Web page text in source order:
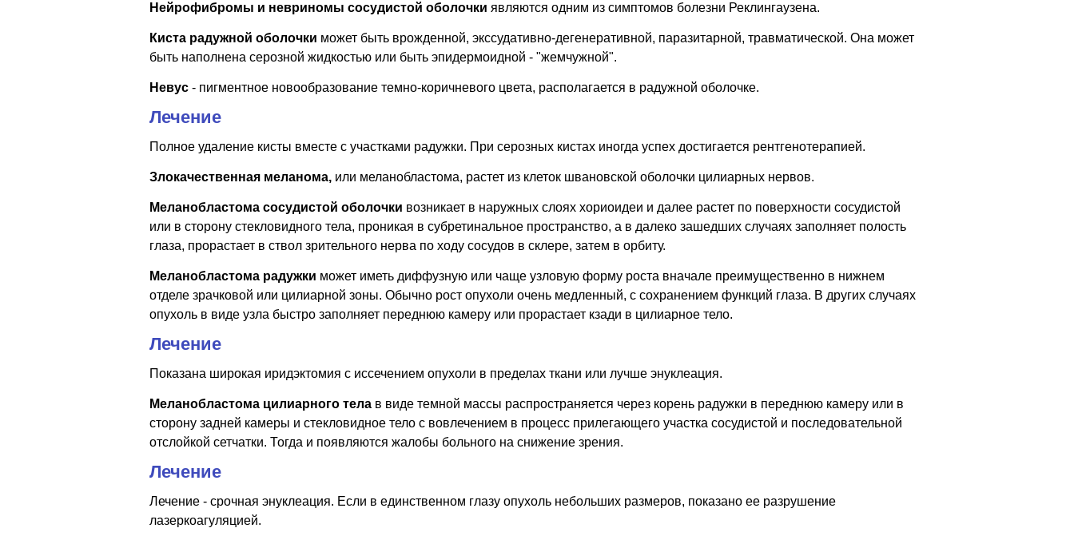
Нейрофибромы и невриномы сосудистой оболочки являются одним из симптомов болезни Реклингаузена.
Киста радужной оболочки может быть врожденной, экссудативно-дегенеративной, паразитарной, травматической. Она может
быть наполнена серозной жидкостью или быть эпидермоидной - "жемчужной".
Невус - пигментное новообразование темно-коричневого цвета, располагается в радужной оболочке.
Лечение
Полное удаление кисты вместе с участками радужки. При серозных кистах иногда успех достигается рентгенотерапией.
Злокачественная меланома, или меланобластома, растет из клеток швановской оболочки цилиарных нервов.
Меланобластома сосудистой оболочки возникает в наружных слоях хориоидеи и далее растет по поверхности сосудистой
или в сторону стекловидного тела, проникая в субретинальное пространство, а в далеко зашедших случаях заполняет полость
глаза, прорастает в ствол зрительного нерва по ходу сосудов в склере, затем в орбиту.
Меланобластома радужки может иметь диффузную или чаще узловую форму роста вначале преимущественно в нижнем
отделе зрачковой или цилиарной зоны. Обычно рост опухоли очень медленный, с сохранением функций глаза. В других случаях
опухоль в виде узла быстро заполняет переднюю камеру или прорастает кзади в цилиарное тело.
Лечение
Показана широкая иридэктомия с иссечением опухоли в пределах ткани или лучше энуклеация.
Меланобластома цилиарного тела в виде темной массы распространяется через корень радужки в переднюю камеру или в
сторону задней камеры и стекловидное тело с вовлечением в процесс прилегающего участка сосудистой и последовательной
отслойкой сетчатки. Тогда и появляются жалобы больного на снижение зрения.
Лечение
Лечение - срочная энуклеация. Если в единственном глазу опухоль небольших размеров, показано ее разрушение
лазеркоагуляцией.